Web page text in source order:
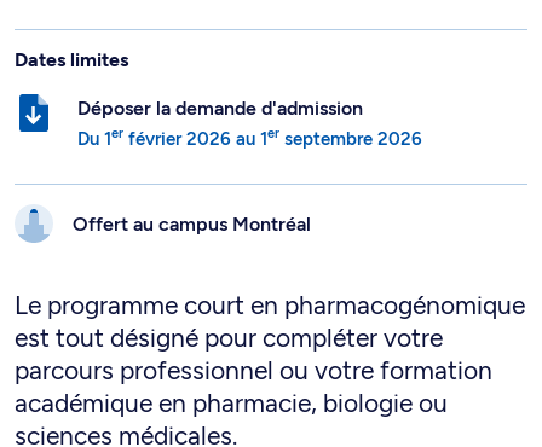
Dates limites
Déposer la demande d'admission
Du 1er février 2026 au 1er septembre 2026
Offert au campus Montréal
Le programme court en pharmacogénomique
est tout désigné pour compléter votre
parcours professionnel ou votre formation
académique en pharmacie, biologie ou
sciences médicales.